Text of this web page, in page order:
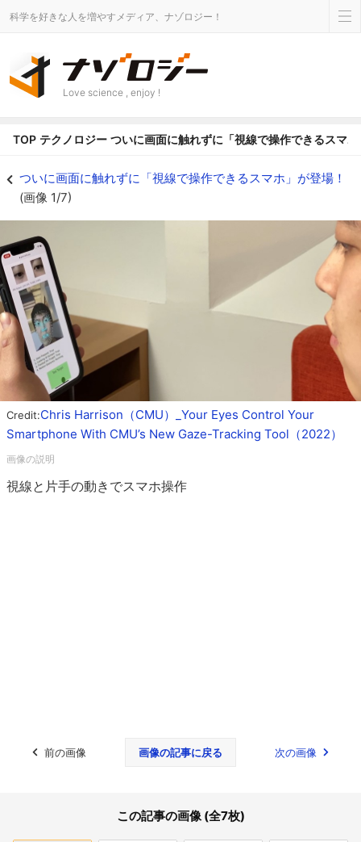
科学を好きな人を増やすメディア、ナゾロジー！
Love science , enjoy !
TOP テクノロジー ついに画面に触れずに「視線で操作できるスマ
ついに画面に触れずに「視線で操作できるスマホ」が登場！
(画像 1/7)
Credit:Chris Harrison（CMU）_Your Eyes Control Your
Smartphone With CMU’s New Gaze-Tracking Tool（2022）
視線と片手の動きでスマホ操作
前の画像 画像の記事に戻る 次の画像
この記事の画像 (全7枚)